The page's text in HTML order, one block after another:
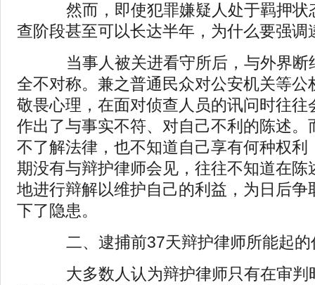
然而，即使犯罪嫌疑人处于羁押状
查阶段甚至可以长达半年，为什么要强调
当事人被关进看守所后，与外界断
全不对称。兼之普通民众对公安机关等公
敬畏心理，在面对侦查人员的讯问时往往
作出了与事实不符、对自己不利的陈述。
不了解法律，也不知道自己享有何种权利
期没有与辩护律师会见，往往不知道在陈
地进行辩解以维护自己的利益，为日后争
下了隐患。
二、逮捕前37天辩护律师所能起的
大多数人认为辩护律师只有在审判